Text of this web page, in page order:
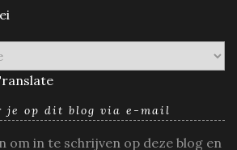
je op dit blog via e-mail
om in te schrijven op deze blog en